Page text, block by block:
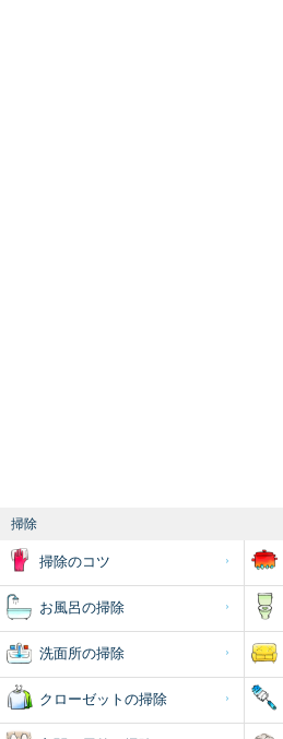
掃除
掃除のコツ
お風呂の掃除
洗面所の掃除
クローゼットの掃除